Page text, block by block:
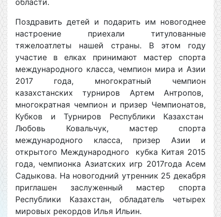
Поздравить детей и подарить им новогоднее
настроение приехали титулованные
тяжелоатлеты нашей страны. В этом году
участие в елках принимают мастер спорта
международного класса, чемпион мира и Азии
2017 года, многократный чемпион
казахстанских турниров Артем Антропов,
многократная чемпион и призер Чемпионатов,
Кубков и Турниров Республики Казахстан
Любовь Ковальчук, мастер спорта
международного класса, призер Азии и
открытого Международного кубка Китая 2015
года, чемпионка Азиатских игр 2017года Асем
Садыкова. На новогодний утренник 25 декабря
приглашен заслуженный мастер спорта
Республики Казахстан, обладатель четырех
мировых рекордов Илья Ильин.